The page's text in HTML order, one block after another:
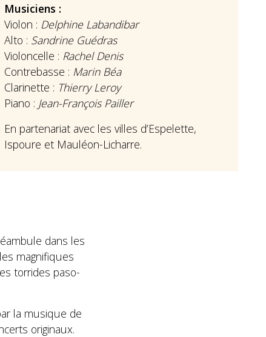
Musiciens :
Violon : Delphine Labandibar
Alto : Sandrine Guédras
Violoncelle : Rachel Denis
Contrebasse : Marin Béa
Clarinette : Thierry Leroy
Piano : Jean-François Pailler
En partenariat avec les villes d’Espelette,
Ispoure et Mauléon-Licharre.
dans les
magnifiques
torrides paso-
la musique de
originaux.